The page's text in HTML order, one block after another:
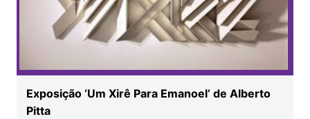
Exposição ‘Um Xirê Para Emanoel’ de Alberto
Pitta